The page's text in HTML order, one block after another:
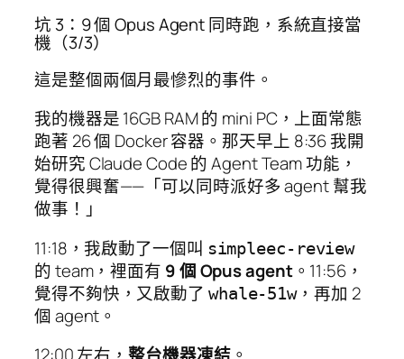
坑 3：9 個 Opus Agent 同時跑，系統直接當
機（3/3）
這是整個兩個月最慘烈的事件。
我的機器是 16GB RAM 的 mini PC，上面常態
跑著 26 個 Docker 容器。那天早上 8:36 我開
始研究 Claude Code 的 Agent Team 功能，
覺得很興奮——「可以同時派好多 agent 幫我
做事！」
11:18，我啟動了一個叫 simpleec-review
的 team，裡面有 9 個 Opus agent。11:56，
覺得不夠快，又啟動了 whale-51w，再加 2
個 agent。